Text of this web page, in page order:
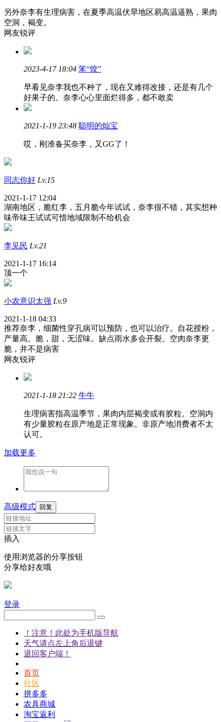
另外奈李有生理病害，在夏季高温伏旱地区易高温逼熟，果肉
空洞，褐变。
网友锐评
2023-4-17 18:04 笨“饺”
早看见奈李我也不种了，现在又难得改接，还是有几个
好果子的。奈李心心里面烂得多，都不敢卖
2021-1-19 23:48 聪明的灿宝
哎，刚准备买奈李，又GG了！
同志你好 Lv.15
2021-1-17 12:04
湖南地区，脆红李，五月脆今年试试，奈李很不错，其实想种
味帝味王试试可惜地域限制不给机会
李见民 Lv.21
2021-1-17 16:14
顶一个
小农意识太强 Lv.9
2021-1-18 04:33
推荐奈李，细菌性穿孔病可以预防，也可以治疗。自花授粉，
产量高。脆，甜，无涩味。缺点雨水多会开裂。空肉奈李更
脆，并不是病害
网友锐评
2021-1-18 21:22 牛牛
生理病害指高温季节，果肉内层褐变或有胶粒。空洞内
有少量胶粒在原产地是正常现象。非原产地消费者不太
认可。
加载更多
高级模式 回复
插入
使用浏览器的分享按钮
分享给好友哦
登录
！注意！此处为手机版导航
天气请点左上角后退键
退回客户端！
首页
社区
拼多多
农具商城
淘宝返利